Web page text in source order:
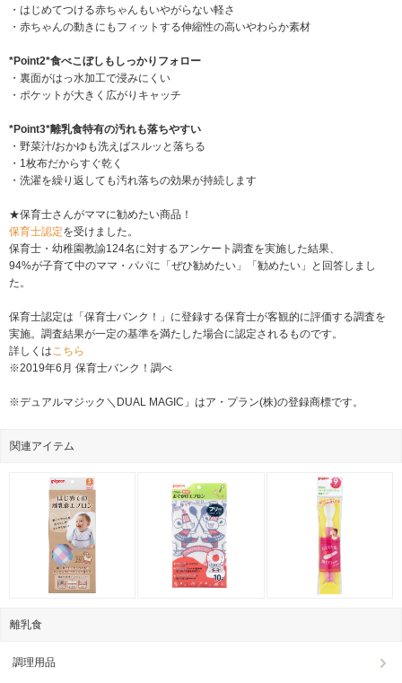
・はじめてつける赤ちゃんもいやがらない軽さ
・赤ちゃんの動きにもフィットする伸縮性の高いやわらか素材
*Point2*食べこぼしもしっかりフォロー
・裏面がはっ水加工で浸みにくい
・ポケットが大きく広がりキャッチ
*Point3*離乳食特有の汚れも落ちやすい
・野菜汁/おかゆも洗えばスルッと落ちる
・1枚布だからすぐ乾く
・洗濯を繰り返しても汚れ落ちの効果が持続します
★保育士さんがママに勧めたい商品！
保育士認定を受けました。
保育士・幼稚園教諭124名に対するアンケート調査を実施した結果、
94%が子育て中のママ・パパに「ぜひ勧めたい」「勧めたい」と回答しまし
た。
保育士認定は「保育士バンク！」に登録する保育士が客観的に評価する調査を
実施。調査結果が一定の基準を満たした場合に認定されるものです。
詳しくはこちら
※2019年6月 保育士バンク！調べ
※デュアルマジック＼DUAL MAGIC」はア・プラン(株)の登録商標です。
関連アイテム
離乳食
調理用品